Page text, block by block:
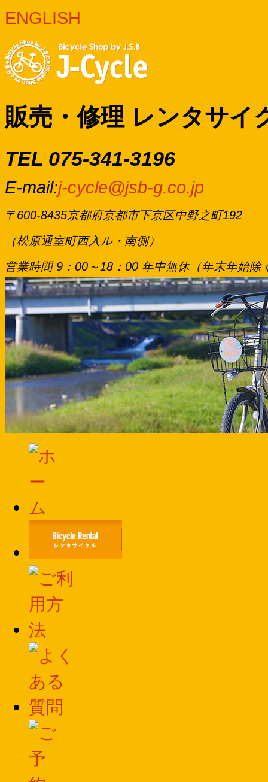
ENGLISH
販売・修理 レンタサイ
TEL 075-341-3196
E-mail:j-cycle@jsb-g.co.jp
〒600-8435京都府京都市下京区中野之町192
（松原通室町西入ル・南側）
営業時間 9：00～18：00 年中無休（年末年始除